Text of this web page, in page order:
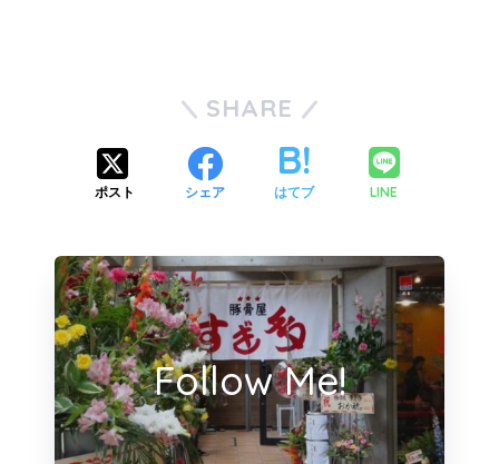
SHARE
ポスト シェア はてブ LINE
Follow Me!